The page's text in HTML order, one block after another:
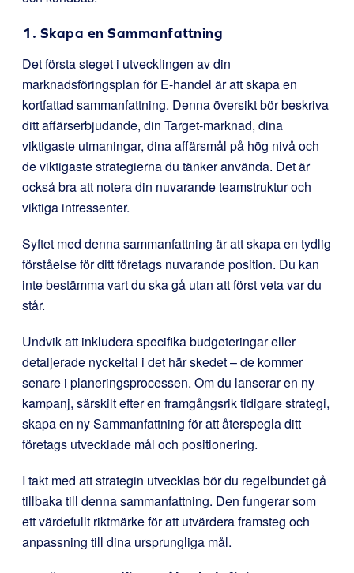
1. Skapa en Sammanfattning
Det första steget i utvecklingen av din
marknadsföringsplan för E-handel är att skapa en
kortfattad sammanfattning. Denna översikt bör beskriva
ditt affärserbjudande, din Target-marknad, dina
viktigaste utmaningar, dina affärsmål på hög nivå och
de viktigaste strategierna du tänker använda. Det är
också bra att notera din nuvarande teamstruktur och
viktiga intressenter.
Syftet med denna sammanfattning är att skapa en tydlig
förståelse för ditt företags nuvarande position. Du kan
inte bestämma vart du ska gå utan att först veta var du
står.
Undvik att inkludera specifika budgeteringar eller
detaljerade nyckeltal i det här skedet – de kommer
senare i planeringsprocessen. Om du lanserar en ny
kampanj, särskilt efter en framgångsrik tidigare strategi,
skapa en ny Sammanfattning för att återspegla ditt
företags utvecklade mål och positionering.
I takt med att strategin utvecklas bör du regelbundet gå
tillbaka till denna sammanfattning. Den fungerar som
ett värdefullt riktmärke för att utvärdera framsteg och
anpassning till dina ursprungliga mål.